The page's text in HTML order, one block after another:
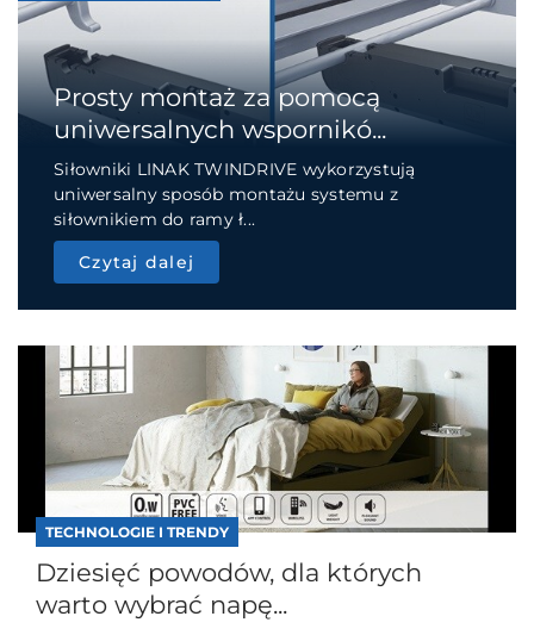
Prosty montaż za pomocą
uniwersalnych wspornikó...
Siłowniki LINAK TWINDRIVE wykorzystują
uniwersalny sposób montażu systemu z
siłownikiem do ramy ł...
Czytaj dalej
TECHNOLOGIE I TRENDY
Dziesięć powodów, dla których
warto wybrać napę...